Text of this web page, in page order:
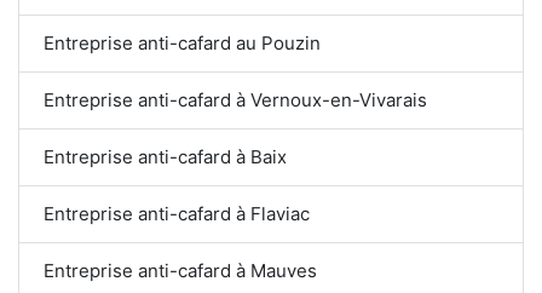
Entreprise anti-cafard au Pouzin
Entreprise anti-cafard à Vernoux-en-Vivarais
Entreprise anti-cafard à Baix
Entreprise anti-cafard à Flaviac
Entreprise anti-cafard à Mauves